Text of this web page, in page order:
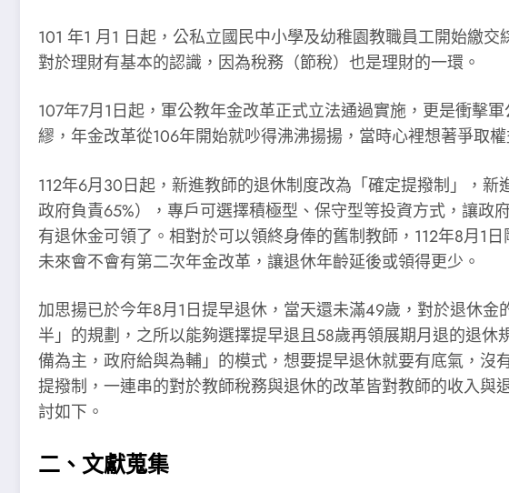
101 年1 月1 日起，公私立國民中小學及幼稚園教職員工開始繳
對於理財有基本的認識，因為稅務（節稅）也是理財的一環。
107年7月1日起，軍公教年金改革正式立法通過實施，更是衝擊
繆，年金改革從106年開始就吵得沸沸揚揚，當時心裡想著爭取
112年6月30日起，新進教師的退休制度改為「確定提撥制」，
政府負責65%），專戶可選擇積極型、保守型等投資方式，讓
有退休金可領了。相對於可以領終身俸的舊制教師，112年8月1
未來會不會有第二次年金改革，讓退休年齡延後或領得更少。
加思揚已於今年8月1日提早退休，當天還未滿49歲，對於退休
半」的規劃，之所以能夠選擇提早退且58歲再領展期月退的退
備為主，政府給與為輔」的模式，想要提早退休就要有底氣，沒
提撥制，一連串的對於教師稅務與退休的改革皆對教師的收入
討如下。
二、文獻蒐集